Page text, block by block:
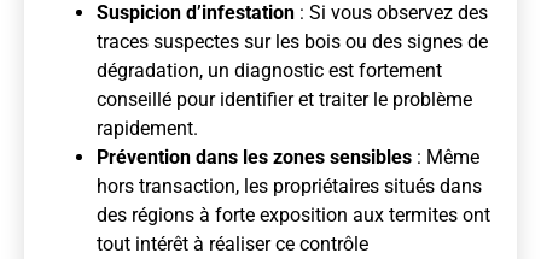
Suspicion d’infestation : Si vous observez des
traces suspectes sur les bois ou des signes de
dégradation, un diagnostic est fortement
conseillé pour identifier et traiter le problème
rapidement.
Prévention dans les zones sensibles : Même
hors transaction, les propriétaires situés dans
des régions à forte exposition aux termites ont
tout intérêt à réaliser ce contrôle